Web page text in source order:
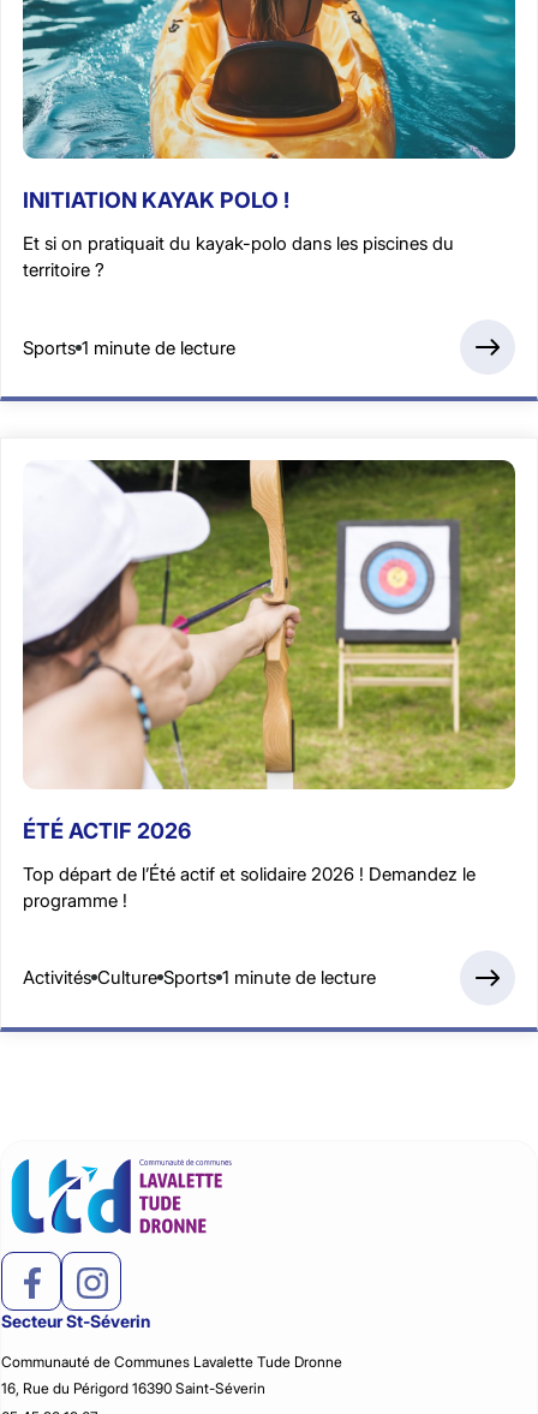
INITIATION KAYAK POLO !
Et si on pratiquait du kayak-polo dans les piscines du
territoire ?
Sports 1 minute de lecture
ÉTÉ ACTIF 2026
Top départ de l’Été actif et solidaire 2026 ! Demandez le
programme !
Activités Culture Sports 1 minute de lecture
Secteur St-Séverin
Communauté de Communes Lavalette Tude Dronne
16, Rue du Périgord 16390 Saint-Séverin